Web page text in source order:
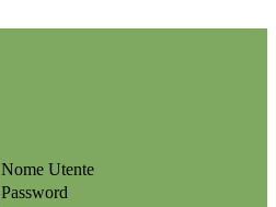
Nome Utente
Password